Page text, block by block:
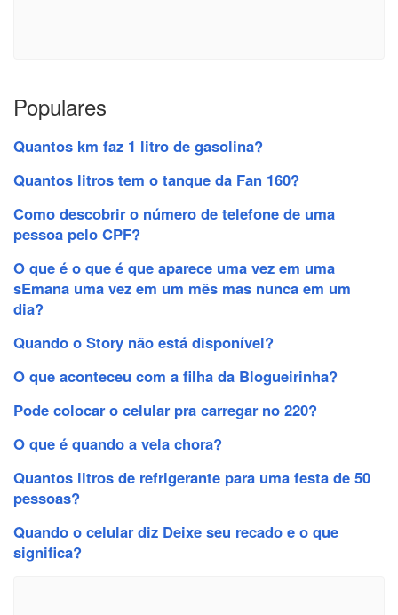
Populares
Quantos km faz 1 litro de gasolina?
Quantos litros tem o tanque da Fan 160?
Como descobrir o número de telefone de uma
pessoa pelo CPF?
O que é o que é que aparece uma vez em uma
sEmana uma vez em um mês mas nunca em um
dia?
Quando o Story não está disponível?
O que aconteceu com a filha da Blogueirinha?
Pode colocar o celular pra carregar no 220?
O que é quando a vela chora?
Quantos litros de refrigerante para uma festa de 50
pessoas?
Quando o celular diz Deixe seu recado e o que
significa?